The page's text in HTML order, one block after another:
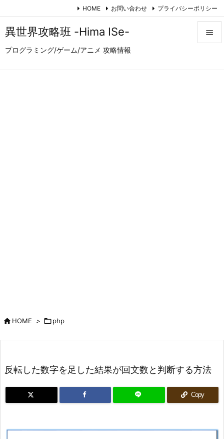
異世界攻略班 -Hima ISe-
プログラミング/ゲーム/アニメ 攻略情報

HOME お問い合わせ プライバシーポリシー
HOME > php
反転した数字を足した結果が回文数と判断する方法
Copy